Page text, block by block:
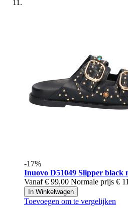
-17%
Inuovo D51049 Slipper black
Vanaf € 99,00 Normale prijs €
In Winkelwagen
Toevoegen om te vergelijken